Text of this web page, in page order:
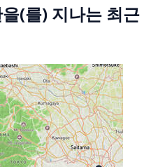
(를) 지나는 최근